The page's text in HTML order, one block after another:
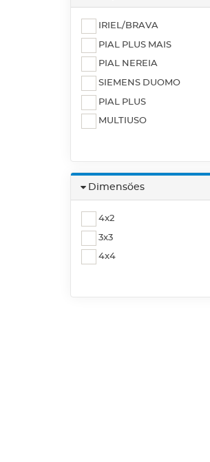
IRIEL/BRAVA
PIAL PLUS MAIS
PIAL NEREIA
SIEMENS DUOMO
PIAL PLUS
MULTIUSO
Dimensões
4x2
3x3
4x4